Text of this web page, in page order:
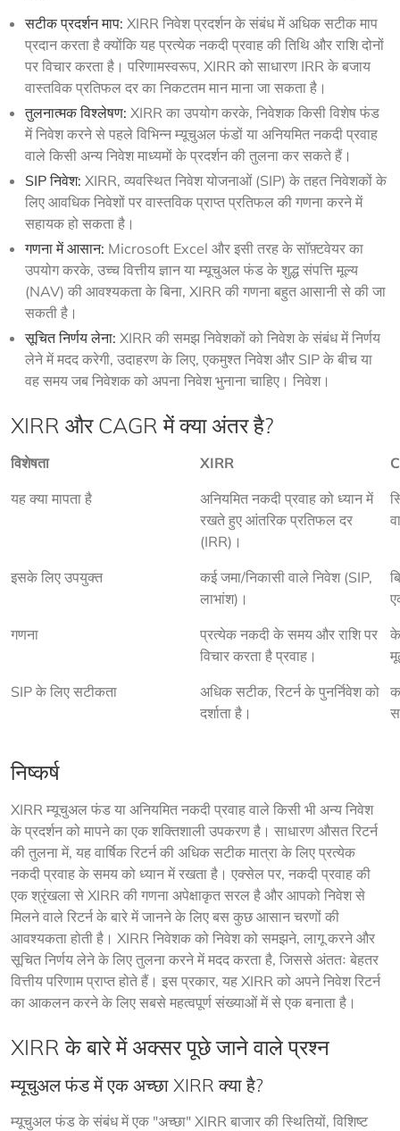
सटीक प्रदर्शन माप: XIRR निवेश प्रदर्शन के संबंध में अधिक सटीक माप
प्रदान करता है क्योंकि यह प्रत्येक नकदी प्रवाह की तिथि और राशि दोनों
पर विचार करता है। परिणामस्वरूप, XIRR को साधारण IRR के बजाय
वास्तविक प्रतिफल दर का निकटतम मान माना जा सकता है।
तुलनात्मक विश्लेषण: XIRR का उपयोग करके, निवेशक किसी विशेष फंड
में निवेश करने से पहले विभिन्न म्यूचुअल फंडों या अनियमित नकदी प्रवाह
वाले किसी अन्य निवेश माध्यमों के प्रदर्शन की तुलना कर सकते हैं।
SIP निवेश: XIRR, व्यवस्थित निवेश योजनाओं (SIP) के तहत निवेशकों के
लिए आवधिक निवेशों पर वास्तविक प्राप्त प्रतिफल की गणना करने में
सहायक हो सकता है।
गणना में आसान: Microsoft Excel और इसी तरह के सॉफ़्टवेयर का
उपयोग करके, उच्च वित्तीय ज्ञान या म्यूचुअल फंड के शुद्ध संपत्ति मूल्य
(NAV) की आवश्यकता के बिना, XIRR की गणना बहुत आसानी से की जा
सकती है।
सूचित निर्णय लेना: XIRR की समझ निवेशकों को निवेश के संबंध में निर्णय
लेने में मदद करेगी, उदाहरण के लिए, एकमुश्त निवेश और SIP के बीच या
वह समय जब निवेशक को अपना निवेश भुनाना चाहिए। निवेश।
XIRR और CAGR में क्या अंतर है?
विशेषता XIRR
यह क्या मापता है
अनियमित नकदी प्रवाह को ध्यान में
रखते हुए आंतरिक प्रतिफल दर
(IRR)।
इसके लिए उपयुक्त
कई जमा/निकासी वाले निवेश (SIP,
लाभांश)।
गणना
प्रत्येक नकदी के समय और राशि पर
विचार करता है प्रवाह।
SIP के लिए सटीकता
अधिक सटीक, रिटर्न के पुनर्निवेश को
दर्शाता है।
निष्कर्ष
XIRR म्यूचुअल फंड या अनियमित नकदी प्रवाह वाले किसी भी अन्य निवेश
के प्रदर्शन को मापने का एक शक्तिशाली उपकरण है। साधारण औसत रिटर्न
की तुलना में, यह वार्षिक रिटर्न की अधिक सटीक मात्रा के लिए प्रत्येक
नकदी प्रवाह के समय को ध्यान में रखता है। एक्सेल पर, नकदी प्रवाह की
एक श्रृंखला से XIRR की गणना अपेक्षाकृत सरल है और आपको निवेश से
मिलने वाले रिटर्न के बारे में जानने के लिए बस कुछ आसान चरणों की
आवश्यकता होती है। XIRR निवेशक को निवेश को समझने, लागू करने और
सूचित निर्णय लेने के लिए तुलना करने में मदद करता है, जिससे अंततः बेहतर
वित्तीय परिणाम प्राप्त होते हैं। इस प्रकार, यह XIRR को अपने निवेश रिटर्न
का आकलन करने के लिए सबसे महत्वपूर्ण संख्याओं में से एक बनाता है।
XIRR के बारे में अक्सर पूछे जाने वाले प्रश्न
म्यूचुअल फंड में एक अच्छा XIRR क्या है?
म्यूचुअल फंड के संबंध में एक "अच्छा" XIRR बाजार की स्थितियों, विशिष्ट